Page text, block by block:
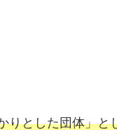
りとした団体」と